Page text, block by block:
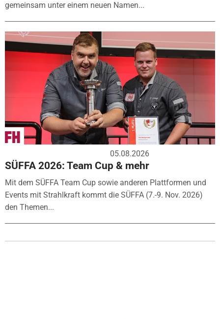
gemeinsam unter einem neuen Namen...
05.08.2026
SÜFFA 2026: Team Cup & mehr
Mit dem SÜFFA Team Cup sowie anderen Plattformen und
Events mit Strahlkraft kommt die SÜFFA (7.-9. Nov. 2026)
den Themen...